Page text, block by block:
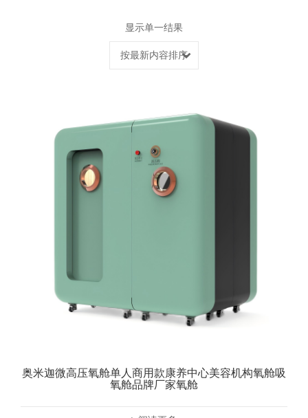
显示单一结果
按最新内容排序
奥米迦微高压氧舱单人商用款康养中心美容机构氧舱吸
氧舱品牌厂家氧舱